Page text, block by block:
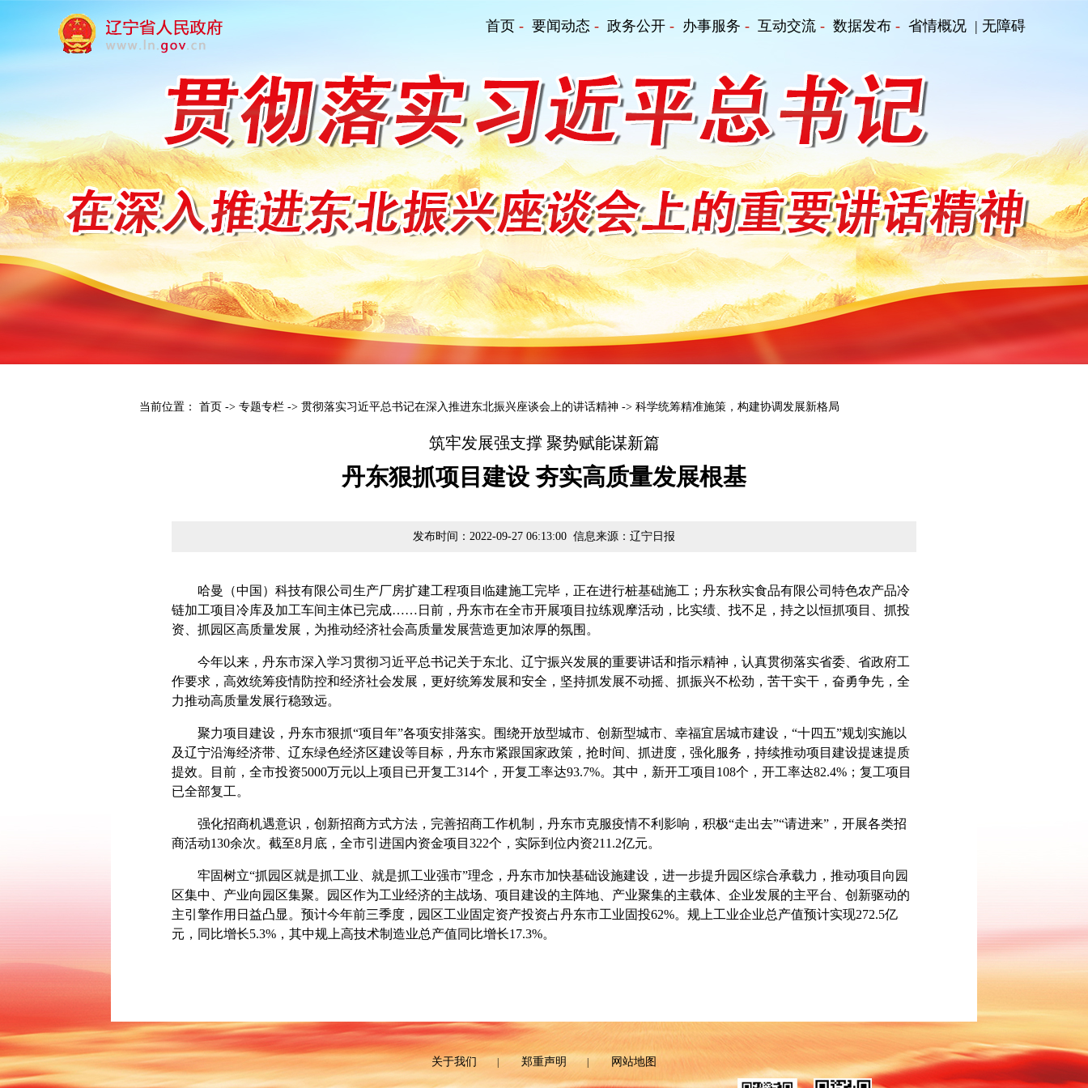
首页 - 要闻动态 - 政务公开 - 办事服务 - 互动交流 - 数据发布 - 省情概况 | 无障碍
当前位置： 首页 -> 专题专栏 -> 贯彻落实习近平总书记在深入推进东北振兴座谈会上的讲话精神 -> 科学统筹精准施策，构建协调发展新格局
筑牢发展强支撑 聚势赋能谋新篇
丹东狠抓项目建设 夯实高质量发展根基
发布时间：2022-09-27 06:13:00 信息来源：辽宁日报
哈曼（中国）科技有限公司生产厂房扩建工程项目临建施工完毕，正在进行桩基础施工；丹东秋实食品有限公司特色农产品冷
链加工项目冷库及加工车间主体已完成……日前，丹东市在全市开展项目拉练观摩活动，比实绩、找不足，持之以恒抓项目、抓投
资、抓园区高质量发展，为推动经济社会高质量发展营造更加浓厚的氛围。
今年以来，丹东市深入学习贯彻习近平总书记关于东北、辽宁振兴发展的重要讲话和指示精神，认真贯彻落实省委、省政府工
作要求，高效统筹疫情防控和经济社会发展，更好统筹发展和安全，坚持抓发展不动摇、抓振兴不松劲，苦干实干，奋勇争先，全
力推动高质量发展行稳致远。
聚力项目建设，丹东市狠抓“项目年”各项安排落实。围绕开放型城市、创新型城市、幸福宜居城市建设，“十四五”规划实施以
及辽宁沿海经济带、辽东绿色经济区建设等目标，丹东市紧跟国家政策，抢时间、抓进度，强化服务，持续推动项目建设提速提质
提效。目前，全市投资5000万元以上项目已开复工314个，开复工率达93.7%。其中，新开工项目108个，开工率达82.4%；复工项目
已全部复工。
强化招商机遇意识，创新招商方式方法，完善招商工作机制，丹东市克服疫情不利影响，积极“走出去”“请进来”，开展各类招
商活动130余次。截至8月底，全市引进国内资金项目322个，实际到位内资211.2亿元。
牢固树立“抓园区就是抓工业、就是抓工业强市”理念，丹东市加快基础设施建设，进一步提升园区综合承载力，推动项目向园
区集中、产业向园区集聚。园区作为工业经济的主战场、项目建设的主阵地、产业聚集的主载体、企业发展的主平台、创新驱动的
主引擎作用日益凸显。预计今年前三季度，园区工业固定资产投资占丹东市工业固投62%。规上工业企业总产值预计实现272.5亿
元，同比增长5.3%，其中规上高技术制造业总产值同比增长17.3%。
关于我们 郑重声明 网站地图